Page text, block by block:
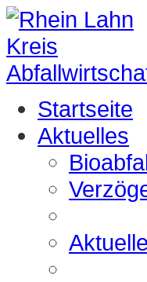
Startseite
Aktuelles